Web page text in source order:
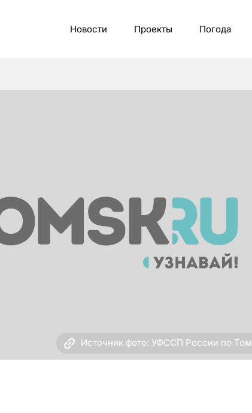
Новости Проекты Погода
Источник фото: УФССП России по